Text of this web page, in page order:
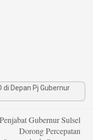
di Depan Pj Gubernur
Penjabat Gubernur Sulsel
Dorong Percepatan